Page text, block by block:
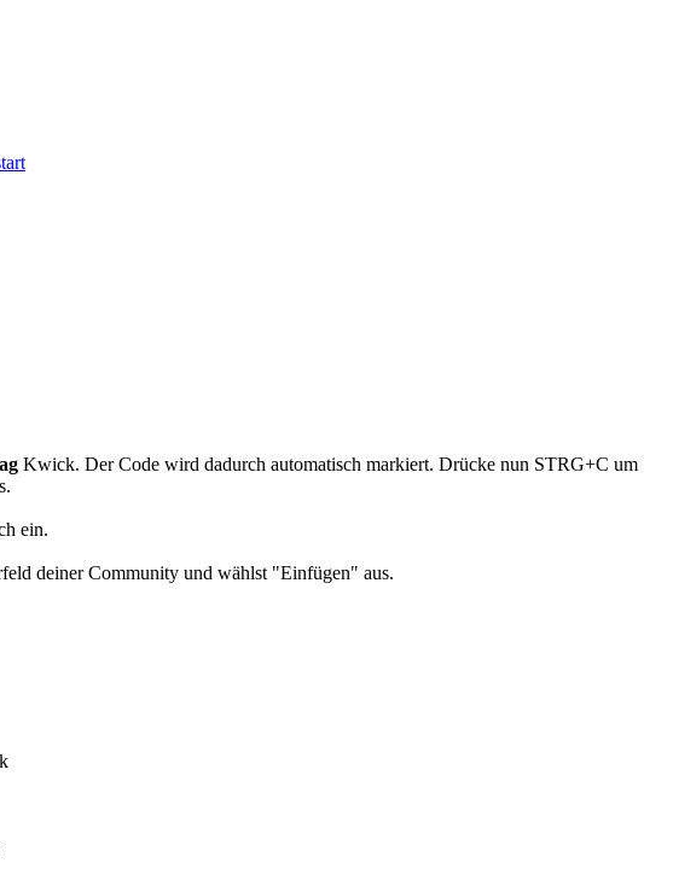
Kwick. Der Code wird dadurch automatisch markiert. Drücke nun STRG+C um
ein.
deiner Community und wählst "Einfügen" aus.